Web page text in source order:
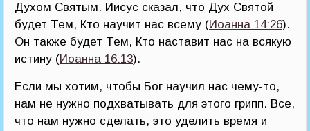
Духом Святым. Иисус сказал, что Дух Святой
будет Тем, Кто научит нас всему (Иоанна 14:26).
Он также будет Тем, Кто наставит нас на всякую
истину (Иоанна 16:13).
Если мы хотим, чтобы Бог научил нас чему-то,
нам не нужно подхватывать для этого грипп. Все,
что нам нужно сделать, это уделить время и